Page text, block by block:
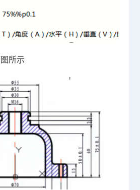
所示